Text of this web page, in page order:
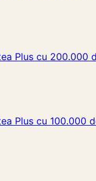
Plus cu
Plus cu 100.000